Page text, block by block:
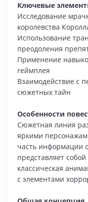
Ключевые
Исследование
королевства
Использование
преодоления
Применение
геймплея
Взаимодействие с
сюжетных тайн
Особенности
Сюжетная линия
яркими
часть информации
представляет
классическая
с элементами